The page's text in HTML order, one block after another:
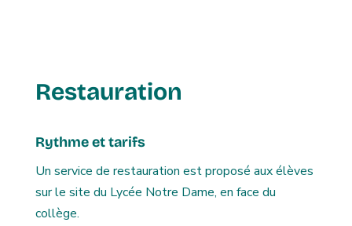
Restauration
Rythme et tarifs
Un service de restauration est proposé aux élèves
sur le site du Lycée Notre Dame, en face du
collège.